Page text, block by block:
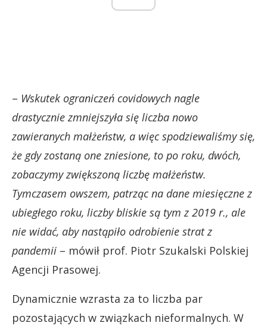
– Wskutek ograniczeń covidowych nagle
drastycznie zmniejszyła się liczba nowo
zawieranych małżeństw, a więc spodziewaliśmy się,
że gdy zostaną one zniesione, to po roku, dwóch,
zobaczymy zwiększoną liczbę małżeństw.
Tymczasem owszem, patrząc na dane miesięczne z
ubiegłego roku, liczby bliskie są tym z 2019 r., ale
nie widać, aby nastąpiło odrobienie strat z
pandemii – mówił prof. Piotr Szukalski Polskiej
Agencji Prasowej.
Dynamicznie wzrasta za to liczba par
pozostających w związkach nieformalnych. W